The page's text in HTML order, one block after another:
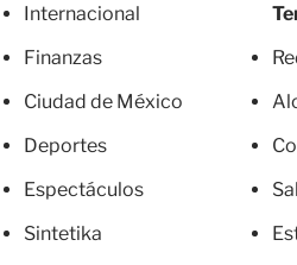
Internacional
Finanzas
Ciudad de México
Deportes
Espectáculos
Sintetika